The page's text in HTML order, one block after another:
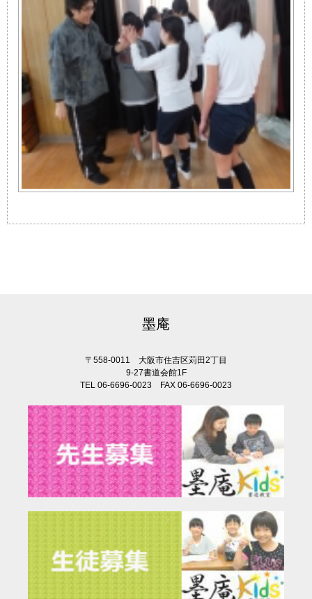
墨庵
〒558-0011 大阪市住吉区苅田2丁目
9-27書道会館1F
TEL 06-6696-0023 FAX 06-6696-0023